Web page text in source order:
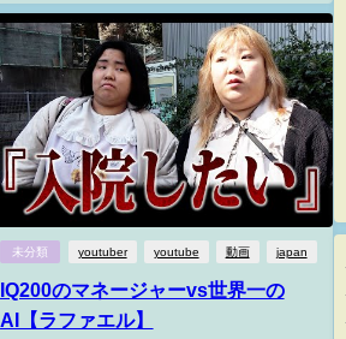
未分類 youtuber youtube 動画 japan
IQ200のマネージャーvs世界一の
AI【ラファエル】